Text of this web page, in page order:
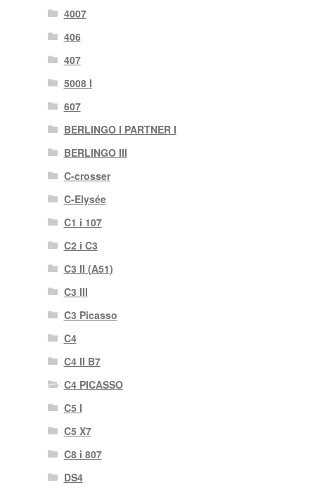
4007
406
407
5008 I
607
BERLINGO I PARTNER I
BERLINGO III
C-crosser
C-Elysée
C1 i 107
C2 i C3
C3 II (A51)
C3 III
C3 Picasso
C4
C4 II B7
C4 PICASSO
C5 I
C5 X7
C8 i 807
DS4